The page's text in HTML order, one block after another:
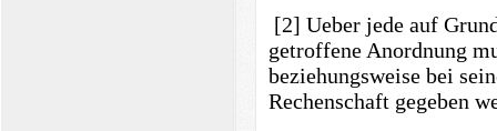
[2] Ueber jede auf
getroffene Anordnung
beziehungsweise bei
Rechenschaft gegeben